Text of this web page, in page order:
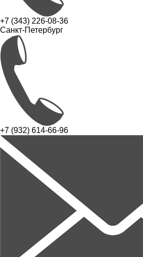
+7 (343) 226-08-36
Санкт-Петербург
+7 (932) 614-66-96